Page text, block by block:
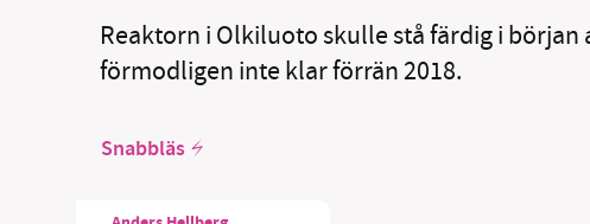
Reaktorn i Olkiluoto skulle stå färdig i början
förmodligen inte klar förrän 2018.
Snabbläs